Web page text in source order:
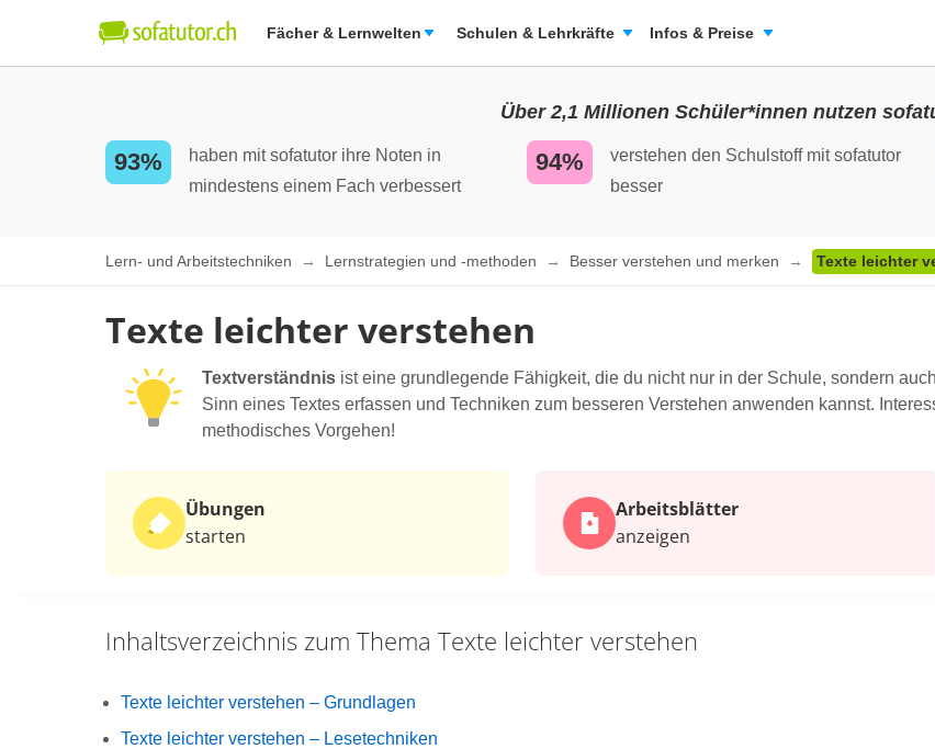
Fächer & Lernwelten Schulen & Lehrkräfte Infos & Preise
Über 2,1 Millionen Schüler*innen nutzen
93%
haben mit sofatutor ihre Noten in
mindestens einem Fach verbessert
94%
verstehen den Schulstoff mit sofatutor
besser
Lern- und Arbeitstechniken Lernstrategien und -methoden Besser verstehen und merken Texte leichter
Texte leichter verstehen
Textverständnis ist eine grundlegende Fähigkeit, die du nicht nur in der Schule, sondern
Sinn eines Textes erfassen und Techniken zum besseren Verstehen anwenden kannst.
methodisches Vorgehen!
Übungen
starten
Arbeits­blätter
anzeigen
Inhaltsverzeichnis zum Thema Texte leichter verstehen
Texte leichter verstehen – Grundlagen
Texte leichter verstehen – Lesetechniken